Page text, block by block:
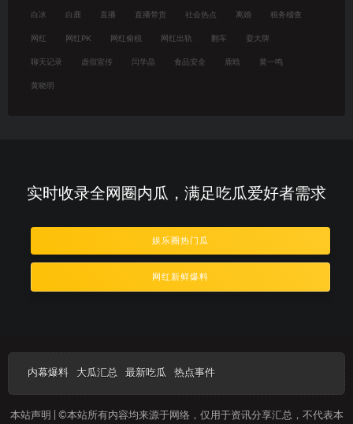
白冰 白鹿 直播 直播带货 社会热点 离婚 税务稽查
网红 网红PK 网红偷税 网红出轨 翻车 耍大牌
聊天记录 虚假宣传 闫学晶 食品安全 鹿晗 黄一鸣
黄晓明
实时收录全网圈内瓜，满足吃瓜爱好者需求
娱乐圈热门瓜
网红新鲜爆料
内幕爆料 大瓜汇总 最新吃瓜 热点事件
本站声明 | ©本站所有内容均来源于网络，仅用于资讯分享汇总，不代表本